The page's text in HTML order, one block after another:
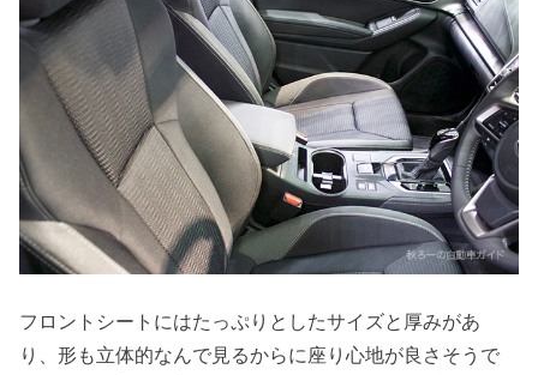
フロントシートにはたっぷりとしたサイズと厚みがあ
り、形も立体的なんで見るからに座り心地が良さそうで